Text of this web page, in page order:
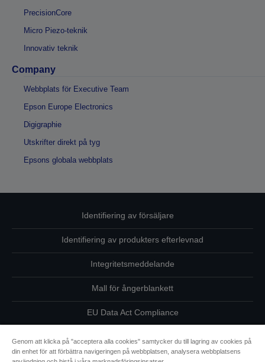
PrecisionCore
Micro Piezo-teknik
Innovativ teknik
Company
Webbplats för Executive Team
Epson Europe Electronics
Digigraphie
Utskrifter direkt på tyg
Epsons globala webbplats
Identifiering av försäljare
Identifiering av produkters efterlevnad
Integritetsmeddelande
Mall för ångerblankett
EU Data Act Compliance
Kontakta oss angående dina uppgifter
Genom att klicka på "acceptera alla cookies" samtycker du till lagring av cookies på
din enhet för att förbättra navigeringen på webbplatsen, analysera webbplatsens